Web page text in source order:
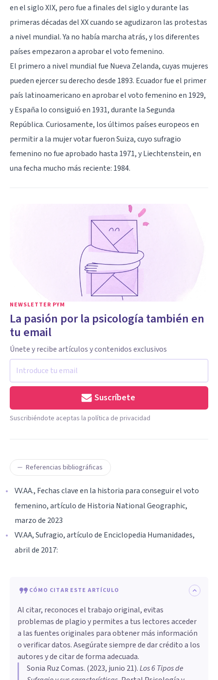
en el siglo XIX, pero fue a finales del siglo y durante las
primeras décadas del XX cuando se agudizaron las protestas
a nivel mundial. Ya no había marcha atrás, y los diferentes
países empezaron a aprobar el voto femenino.
El primero a nivel mundial fue Nueva Zelanda, cuyas mujeres
pueden ejercer su derecho desde 1893. Ecuador fue el primer
país latinoamericano en aprobar el voto femenino en 1929,
y España lo consiguió en 1931, durante la Segunda
República. Curiosamente, los últimos países europeos en
permitir a la mujer votar fueron Suiza, cuyo sufragio
femenino no fue aprobado hasta 1971, y Liechtenstein, en
una fecha mucho más reciente: 1984.
NEWSLETTER PYM
La pasión por la psicología también en
tu email
Únete y recibe artículos y contenidos exclusivos
Suscríbete
Suscribiéndote aceptas la política de privacidad
Referencias bibliográficas
VV.AA., Fechas clave en la historia para conseguir el voto
femenino, artículo de Historia National Geographic,
marzo de 2023
VV.AA, Sufragio, artículo de Enciclopedia Humanidades,
abril de 2017:
CÓMO CITAR ESTE ARTÍCULO
Al citar, reconoces el trabajo original, evitas
problemas de plagio y permites a tus lectores acceder
a las fuentes originales para obtener más información
o verificar datos. Asegúrate siempre de dar crédito a los
autores y de citar de forma adecuada.
Sonia Ruz Comas. (2023, junio 21).Los 6 Tipos de